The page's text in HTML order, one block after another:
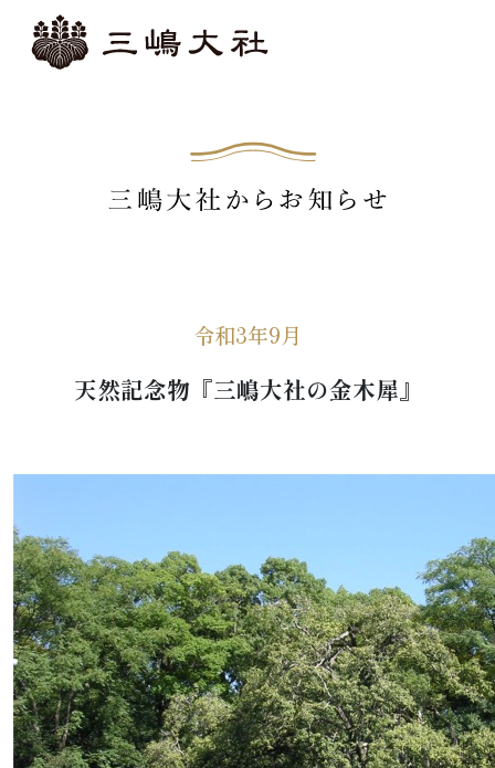
令和3年9月
天然記念物『三嶋大社の金木犀』